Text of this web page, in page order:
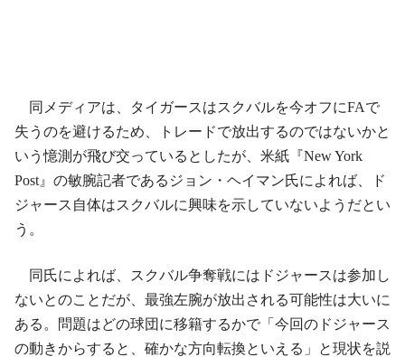
同メディアは、タイガースはスクバルを今オフにFAで
失うのを避けるため、トレードで放出するのではないかと
いう憶測が飛び交っているとしたが、米紙『New York
Post』の敏腕記者であるジョン・ヘイマン氏によれば、ド
ジャース自体はスクバルに興味を示していないようだとい
う。
同氏によれば、スクバル争奪戦にはドジャースは参加し
ないとのことだが、最強左腕が放出される可能性は大いに
ある。問題はどの球団に移籍するかで「今回のドジャース
の動きからすると、確かな方向転換といえる」と現状を説